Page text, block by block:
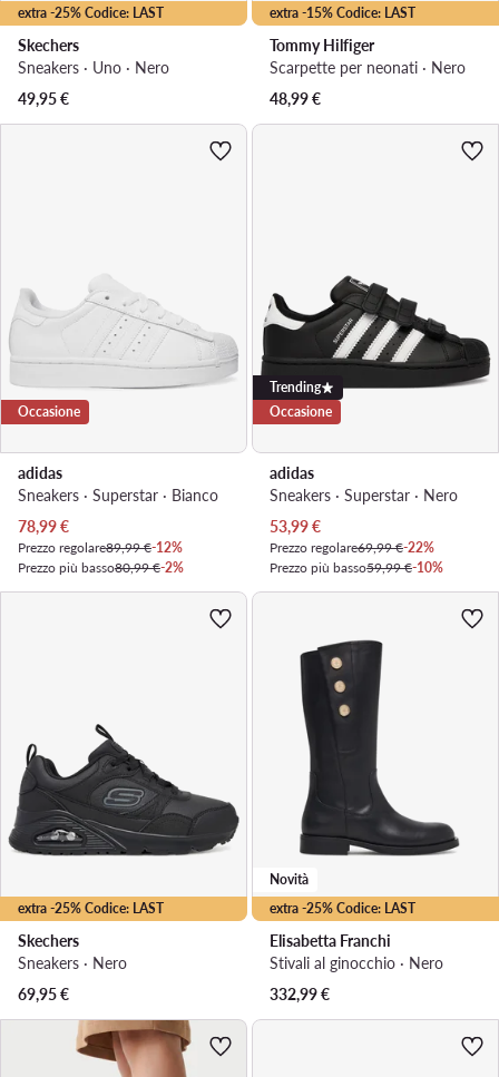
extra -25% Codice: LAST
Skechers
Sneakers · Uno · Nero
49,95€
extra -15% Codice: LAST
Tommy Hilfiger
Scarpette per neonati · Nero
48,99€
Occasione
adidas
Sneakers · Superstar · Bianco
Prezzo attuale
78,99€
Prezzo regolare89,99 €-12%
Prezzo più basso80,99 €-2%
Trending
Occasione
adidas
Sneakers · Superstar · Nero
Prezzo attuale
53,99€
Prezzo regolare69,99 €-22%
Prezzo più basso59,99 €-10%
extra -25% Codice: LAST
Skechers
Sneakers · Nero
69,95€
extra -25% Codice: LAST
Novità
Elisabetta Franchi
Stivali al ginocchio · Nero
332,99€